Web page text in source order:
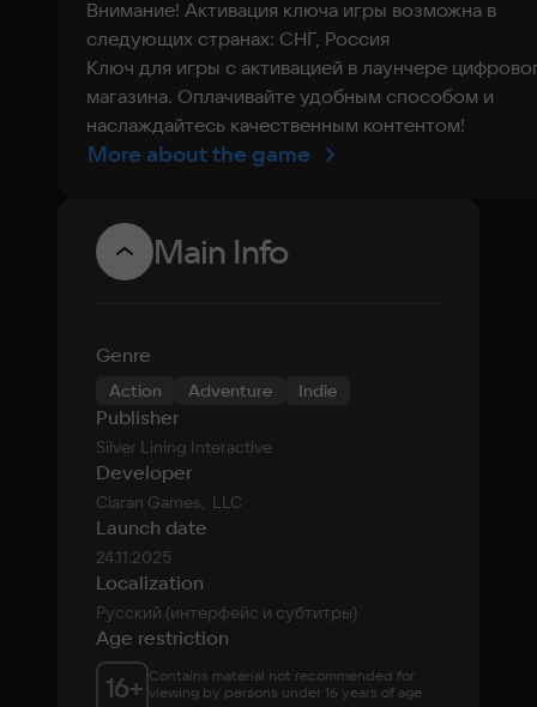
Внимание! Активация ключа игры возможна в
следующих странах: СНГ, Россия
Ключ для игры с активацией в лаунчере
магазина. Оплачивайте удобным способом и
наслаждайтесь качественным контентом!
More about the game
Main Info
Genre
Action Adventure Indie
Publisher
Silver Lining Interactive
Developer
Ciaran Games,  LLC
Launch date
24.11.2025
Localization
Русский (интерфейс и субтитры)
Age restriction
16+ Contains material not recommended for
viewing by persons under 16 years of age